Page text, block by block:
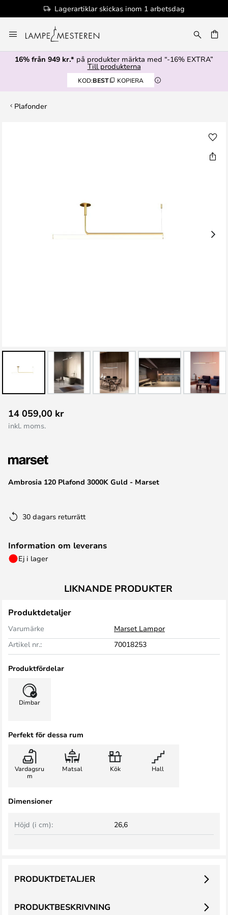
Lagerartiklar skickas inom 1 arbetsdag
till
innehållet
16% från 949 kr.* på produkter märkta med “-16% EXTRA”
Till produkterna
KOD:BEST KOPIERA
Plafonder
till
början
bildgalleriet
Ambrosia 120 Plafond 3000K Guld - Marset
14 059,00 kr
inkl. moms.
30 dagars returrätt
Information om leverans
Ej i lager
LIKNANDE PRODUKTER
Produktdetaljer
Varumärke
Marset Lampor
Artikel nr.:
70018253
Produktfördelar
Dimbar
Perfekt för dessa rum
Vardagsru
m
Matsal Kök Hall
Dimensioner
Höjd (i cm): 26,6
PRODUKTBESKRIVNING
PRODUKTDETALJER